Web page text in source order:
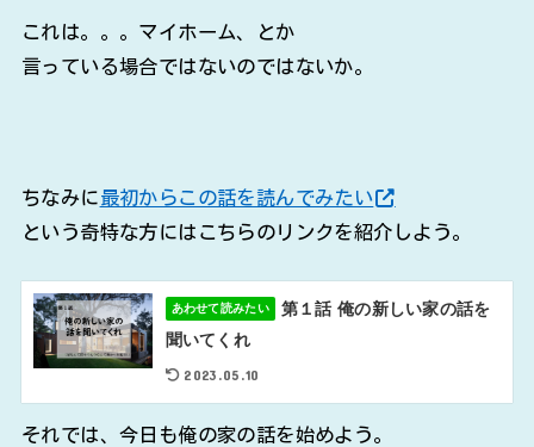
これは。。。マイホーム、とか
言っている場合ではないのではないか。
ちなみに最初からこの話を読んでみたい
という奇特な方にはこちらのリンクを紹介しよう。
あわせて読みたい
第１話 俺の新しい家の話を
聞いてくれ
2023.05.10
それでは、今日も俺の家の話を始めよう。